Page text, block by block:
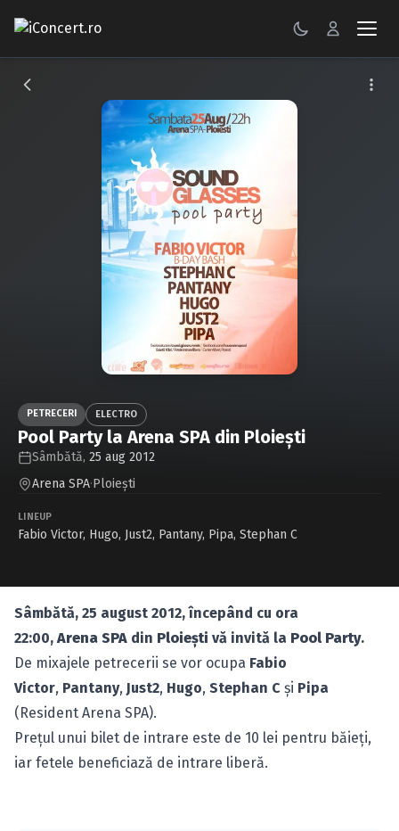
CONCERTE
Caută în site...
PETRECERI ELECTRO
Pool Party la Arena SPA din Ploieşti
Sâmbătă, 25 aug 2012
Arena SPA·Ploieşti
LINEUP
Fabio Victor, Hugo, Just2, Pantany, Pipa, Stephan C
Sâmbătă, 25 august 2012, începând cu ora
22:00,Arena SPA din Ploieşti vă invită la Pool Party.
De mixajele petrecerii se vor ocupa Fabio
Victor, Pantany, Just2, Hugo, Stephan C şi Pipa
(Resident Arena SPA).
Preţul unui bilet de intrare este de 10 lei pentru băieţi,
iar fetele beneficiază de intrare liberă.